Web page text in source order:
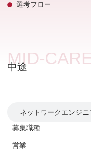
選考フロー
MID-
中途
ネットワークエンジニ
募集職種
営業